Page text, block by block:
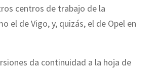
centros de trabajo de la
el de Vigo, y, quizás, el de Opel en
da continuidad a la hoja de